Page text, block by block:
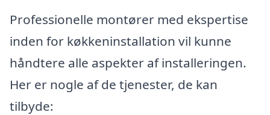
Professionelle montører med ekspertise
inden for køkkeninstallation vil kunne
håndtere alle aspekter af installeringen.
Her er nogle af de tjenester, de kan
tilbyde: